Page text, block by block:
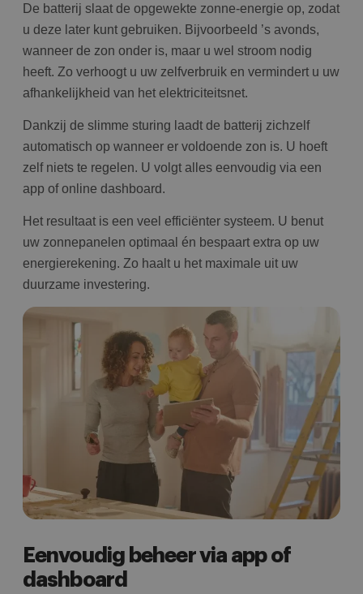
De batterij slaat de opgewekte zonne-energie op, zodat
u deze later kunt gebruiken. Bijvoorbeeld ’s avonds,
wanneer de zon onder is, maar u wel stroom nodig
heeft. Zo verhoogt u uw zelfverbruik en vermindert u uw
afhankelijkheid van het elektriciteitsnet.
Dankzij de slimme sturing laadt de batterij zichzelf
automatisch op wanneer er voldoende zon is. U hoeft
zelf niets te regelen. U volgt alles eenvoudig via een
app of online dashboard.
Het resultaat is een veel efficiënter systeem. U benut
uw zonnepanelen optimaal én bespaart extra op uw
energierekening. Zo haalt u het maximale uit uw
duurzame investering.
Eenvoudig beheer via app of
dashboard